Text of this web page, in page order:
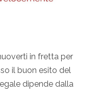
in fretta per
il buon esito del
dipende dalla